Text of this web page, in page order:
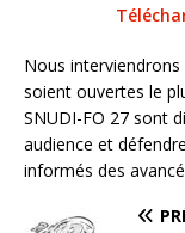
Nous interviendrons
soient ouvertes le
SNUDI-FO 27 sont
audience et
informés des